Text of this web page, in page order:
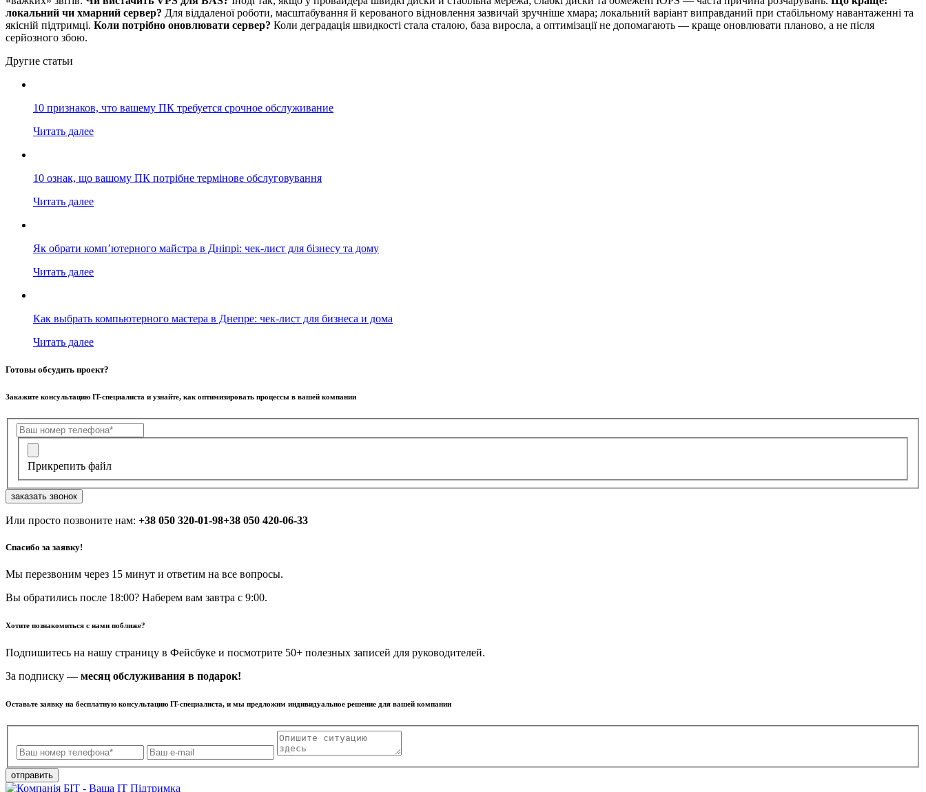
локальний чи хмарний сервер? Для віддаленої роботи, масштабування й керованого відновлення зазвичай зручніше хмара; локальний варіант виправданий при стабільному навантаженні та
якісній підтримці. Коли потрібно оновлювати сервер? Коли деградація швидкості стала сталою, база виросла, а оптимізації не допомагають — краще оновлювати планово, а не після
серйозного збою.
Другие статьи
10 признаков, что вашему ПК требуется срочное обслуживание
Читать далее
10 ознак, що вашому ПК потрібне термінове обслуговування
Читать далее
Як обрати комп’ютерного майстра в Дніпрі: чек-лист для бізнесу та дому
Читать далее
Как выбрать компьютерного мастера в Днепре: чек-лист для бизнеса и дома
Читать далее
Готовы обсудить проект?
Закажите консультацию IT-специалиста и узнайте, как оптимизировать процессы в вашей компании
Прикрепить файл
заказать звонок
Или просто позвоните нам: +38 050 320-01-98+38 050 420-06-33
Спасибо за заявку!
Мы перезвоним через 15 минут и ответим на все вопросы.
Вы обратились после 18:00? Наберем вам завтра с 9:00.
Хотите познакомиться с нами поближе?
Подпишитесь на нашу страницу в Фейсбуке и посмотрите 50+ полезных записей для руководителей.
За подписку — месяц обслуживания в подарок!
Оставьте заявку на бесплатную консультацию IT-специалиста, и мы предложим индивидуальное решение для вашей компании
отправить